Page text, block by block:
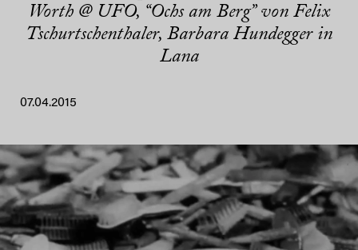
Worth @ UFO, “Ochs am Berg” von Felix
Tschurtschenthaler, Barbara Hundegger in
Lana
07.04.2015